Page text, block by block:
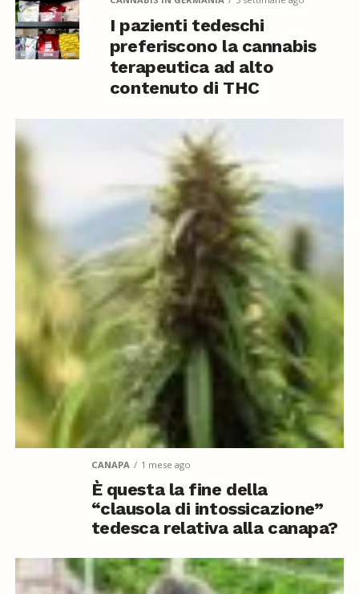
I pazienti tedeschi
preferiscono la cannabis
terapeutica ad alto
contenuto di THC
CANAPA 1 mese ago
È questa la fine della
“clausola di intossicazione”
tedesca relativa alla canapa?